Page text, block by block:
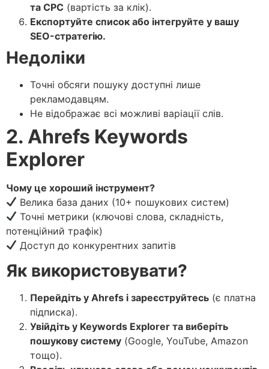
та CPC (вартість за клік).
Експортуйте список або інтегруйте у вашу
SEO-стратегію.
Недоліки
Точні обсяги пошуку доступні лише
рекламодавцям.
Не відображає всі можливі варіації слів.
2. Ahrefs Keywords
Explorer
Чому це хороший інструмент?
Велика база даних (10+ пошукових систем)
Точні метрики (ключові слова, складність,
потенційний трафік)
Доступ до конкурентних запитів
Як використовувати?
Перейдіть у Ahrefs і зареєструйтесь (є платна
підписка).
Увійдіть у Keywords Explorer та виберіть
пошукову систему (Google, YouTube, Amazon
тощо).